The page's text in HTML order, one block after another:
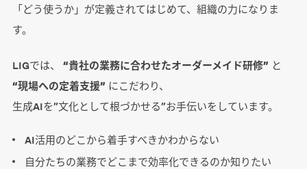
「どう使うか」が定義されてはじめて、組織の力になりま
す。
LIGでは、 “貴社の業務に合わせたオーダーメイド研修” と
“現場への定着支援” にこだわり、
生成AIを”文化として根づかせる”お手伝いをしています。
AI活用のどこから着手すべきかわからない
自分たちの業務でどこまで効率化できるのか知りたい